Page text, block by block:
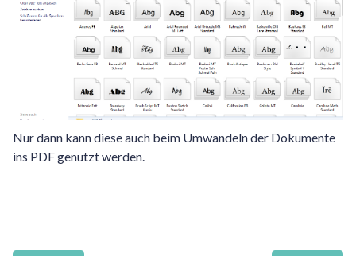
Nur dann kann diese auch beim Umwandeln der Dokumente
ins PDF genutzt werden.